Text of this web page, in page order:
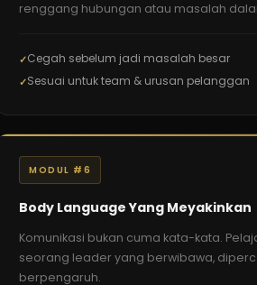
renggang hubungan atau masalah
Cegah sebelum jadi masalah besar
Sesuai untuk team & urusan pelanggan
MODUL #6
Body Language Yang Meyakinkan
Komunikasi bukan cuma kata-kata.
seorang leader yang berwibawa,
berpengaruh.